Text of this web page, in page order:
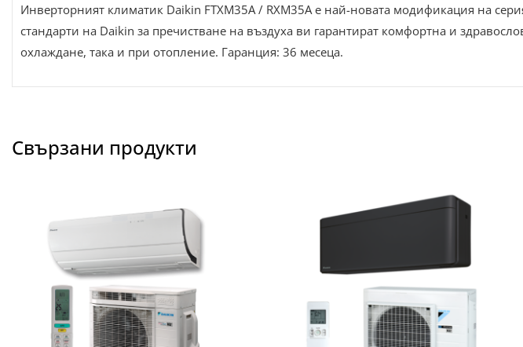
Инверторният климатик Daikin FTXM35A / RXM35A е най-новата модификация на
стандарти на Daikin за пречистване на въздуха ви гарантират комфортна и
охлаждане, така и при отопление. Гаранция: 36 месеца.
Свързани продукти